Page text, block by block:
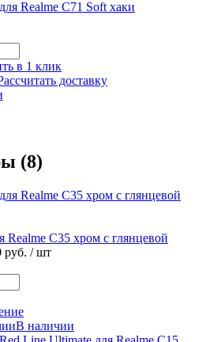
в 1 клик
доставку
(8)
C35 хром с глянцевой
руб. / шт
В наличии